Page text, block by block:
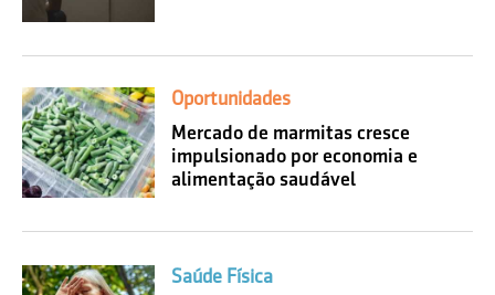
Oportunidades
Mercado de marmitas cresce
impulsionado por economia e
alimentação saudável
Saúde Física